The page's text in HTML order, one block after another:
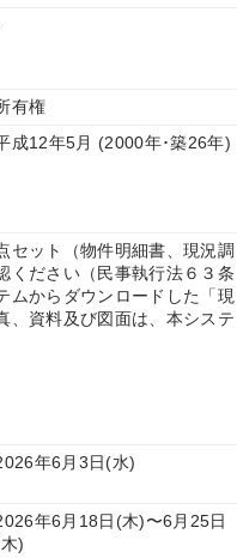
有権
成12年5月 (2000年･築26年)
セット（物件明細書、現況調
ください（民事執行法６３条
ムからダウンロードした「現
、資料及び図面は、本システ
年6月3日(水)
年6月18日(木)〜6月25日
)